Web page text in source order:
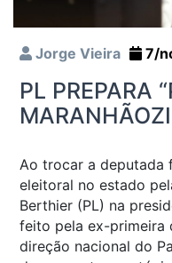
Jorge Vieira 7/
PL PREPARA
Ao trocar a deputada
eleitoral no estado
Berthier (PL) na
feito pela ex-primeira
direção nacional do